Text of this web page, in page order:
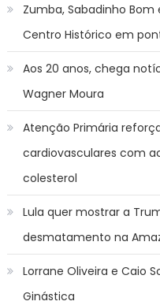
Zumba, Sabadinho
Centro Histórico em
Aos 20 anos, chega
Wagner Moura
Atenção Primária
cardiovasculares com
colesterol
Lula quer mostrar a
desmatamento na
Lorrane Oliveira e Caio
Ginástica